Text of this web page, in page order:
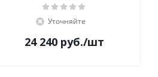
Уточняйте
24 240 руб./шт